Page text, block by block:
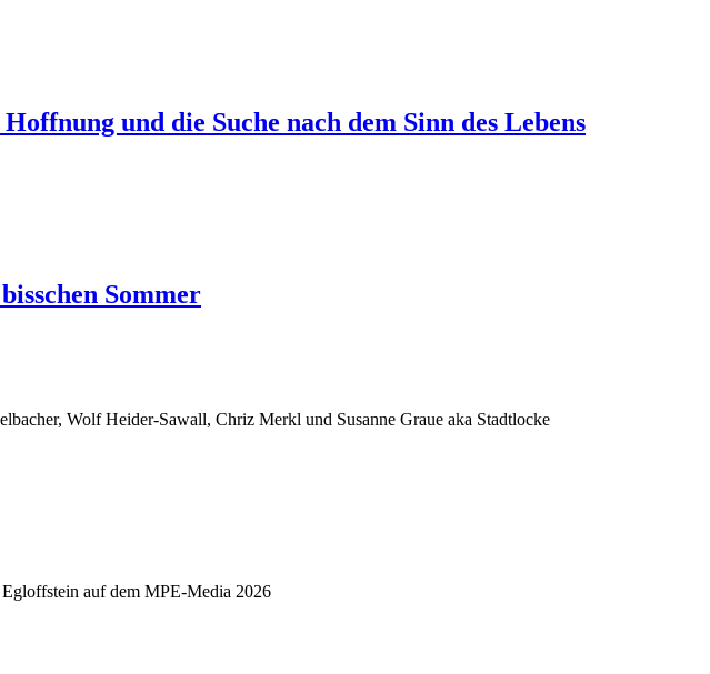
und die Suche nach dem Sinn des Lebens
Sommer